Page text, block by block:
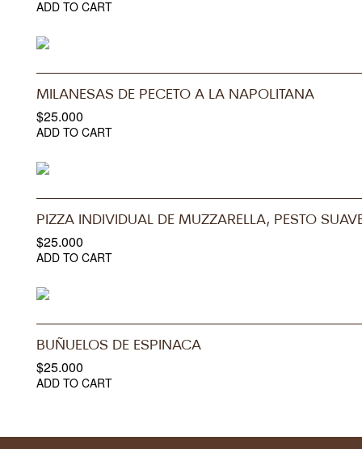
ADD TO CART
MILANESAS DE PECETO A LA NAPOLITANA
$25.000
ADD TO CART
PIZZA INDIVIDUAL DE MUZZARELLA, PESTO
$25.000
ADD TO CART
BUÑUELOS DE ESPINACA
$25.000
ADD TO CART